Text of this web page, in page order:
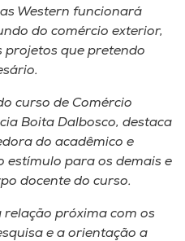
Western funcionará
do comércio exterior,
projetos que pretendo
curso de Comércio
Boita Dalbosco, destaca
do acadêmico e
estímulo para os demais e
docente do curso.
próxima com os
e a orientação a